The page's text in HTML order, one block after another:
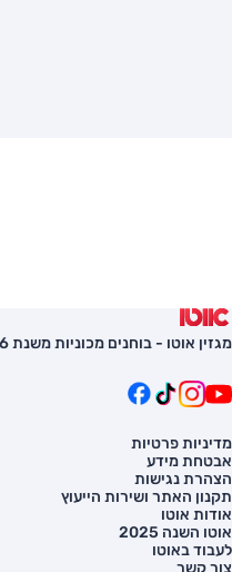
מגזין אוטו - בוחנים מכוניות משנת 1986
מדיניות פרטיות
אבטחת מידע
הצהרת נגישות
תקנון האתר ושירות הייעוץ
אודות אוטו
אוטו השנה 2025
לעבוד באוטו
צור קשר